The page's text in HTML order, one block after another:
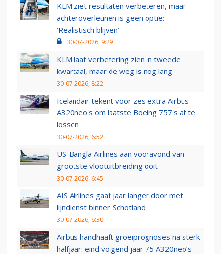
KLM ziet resultaten verbeteren, maar
achteroverleunen is geen optie:
‘Realistisch blijven’
30-07-2026, 9:29
KLM laat verbetering zien in tweede
kwartaal, maar de weg is nog lang
30-07-2026, 8:22
Icelandair tekent voor zes extra Airbus
A320neo's om laatste Boeing 757's af te
lossen
30-07-2026, 6:52
US-Bangla Airlines aan vooravond van
grootste vlootuitbreiding ooit
30-07-2026, 6:45
AIS Airlines gaat jaar langer door met
lijndienst binnen Schotland
30-07-2026, 6:30
Airbus handhaaft groeiprognoses na sterk
halfjaar: eind volgend jaar 75 A320neo’s